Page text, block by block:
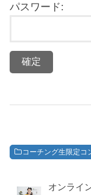
パスワード:
コーチング生限定コ
オンライ